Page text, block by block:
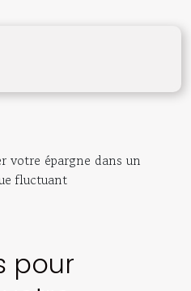
votre épargne dans un
fluctuant
pour